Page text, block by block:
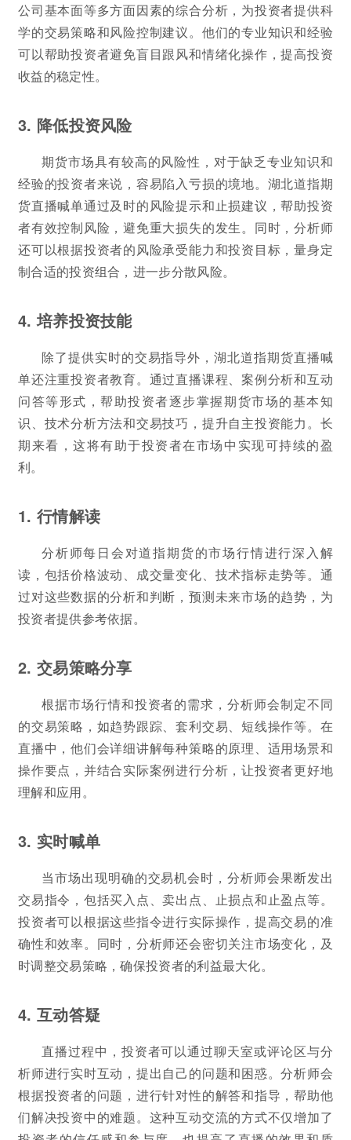
公司基本面等多方面因素的综合分析，为投资者提供科
学的交易策略和风险控制建议。他们的专业知识和经验
可以帮助投资者避免盲目跟风和情绪化操作，提高投资
收益的稳定性。
3. 降低投资风险
期货市场具有较高的风险性，对于缺乏专业知识和
经验的投资者来说，容易陷入亏损的境地。湖北道指期
货直播喊单通过及时的风险提示和止损建议，帮助投资
者有效控制风险，避免重大损失的发生。同时，分析师
还可以根据投资者的风险承受能力和投资目标，量身定
制合适的投资组合，进一步分散风险。
4. 培养投资技能
除了提供实时的交易指导外，湖北道指期货直播喊
单还注重投资者教育。通过直播课程、案例分析和互动
问答等形式，帮助投资者逐步掌握期货市场的基本知
识、技术分析方法和交易技巧，提升自主投资能力。长
期来看，这将有助于投资者在市场中实现可持续的盈
利。
1. 行情解读
分析师每日会对道指期货的市场行情进行深入解
读，包括价格波动、成交量变化、技术指标走势等。通
过对这些数据的分析和判断，预测未来市场的趋势，为
投资者提供参考依据。
2. 交易策略分享
根据市场行情和投资者的需求，分析师会制定不同
的交易策略，如趋势跟踪、套利交易、短线操作等。在
直播中，他们会详细讲解每种策略的原理、适用场景和
操作要点，并结合实际案例进行分析，让投资者更好地
理解和应用。
3. 实时喊单
当市场出现明确的交易机会时，分析师会果断发出
交易指令，包括买入点、卖出点、止损点和止盈点等。
投资者可以根据这些指令进行实际操作，提高交易的准
确性和效率。同时，分析师还会密切关注市场变化，及
时调整交易策略，确保投资者的利益最大化。
4. 互动答疑
直播过程中，投资者可以通过聊天室或评论区与分
析师进行实时互动，提出自己的问题和困惑。分析师会
根据投资者的问题，进行针对性的解答和指导，帮助他
们解决投资中的难题。这种互动交流的方式不仅增加了